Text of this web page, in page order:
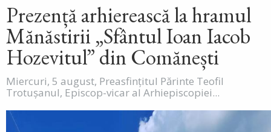
Prezență arhierească la hramul
Mănăstirii „Sfântul Ioan Iacob
Hozevitul” din Comănești
Miercuri, 5 august, Preasfințitul Părinte Teofil
Trotușanul, Episcop-vicar al Arhiepiscopiei...